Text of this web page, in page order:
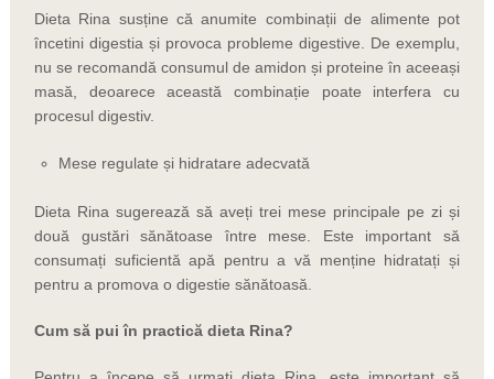
Dieta Rina susține că anumite combinații de alimente pot
încetini digestia și provoca probleme digestive. De exemplu,
nu se recomandă consumul de amidon și proteine în aceeași
masă, deoarece această combinație poate interfera cu
procesul digestiv.
Mese regulate și hidratare adecvată
Dieta Rina sugerează să aveți trei mese principale pe zi și
două gustări sănătoase între mese. Este important să
consumați suficientă apă pentru a vă menține hidratați și
pentru a promova o digestie sănătoasă.
Cum să pui în practică dieta Rina?